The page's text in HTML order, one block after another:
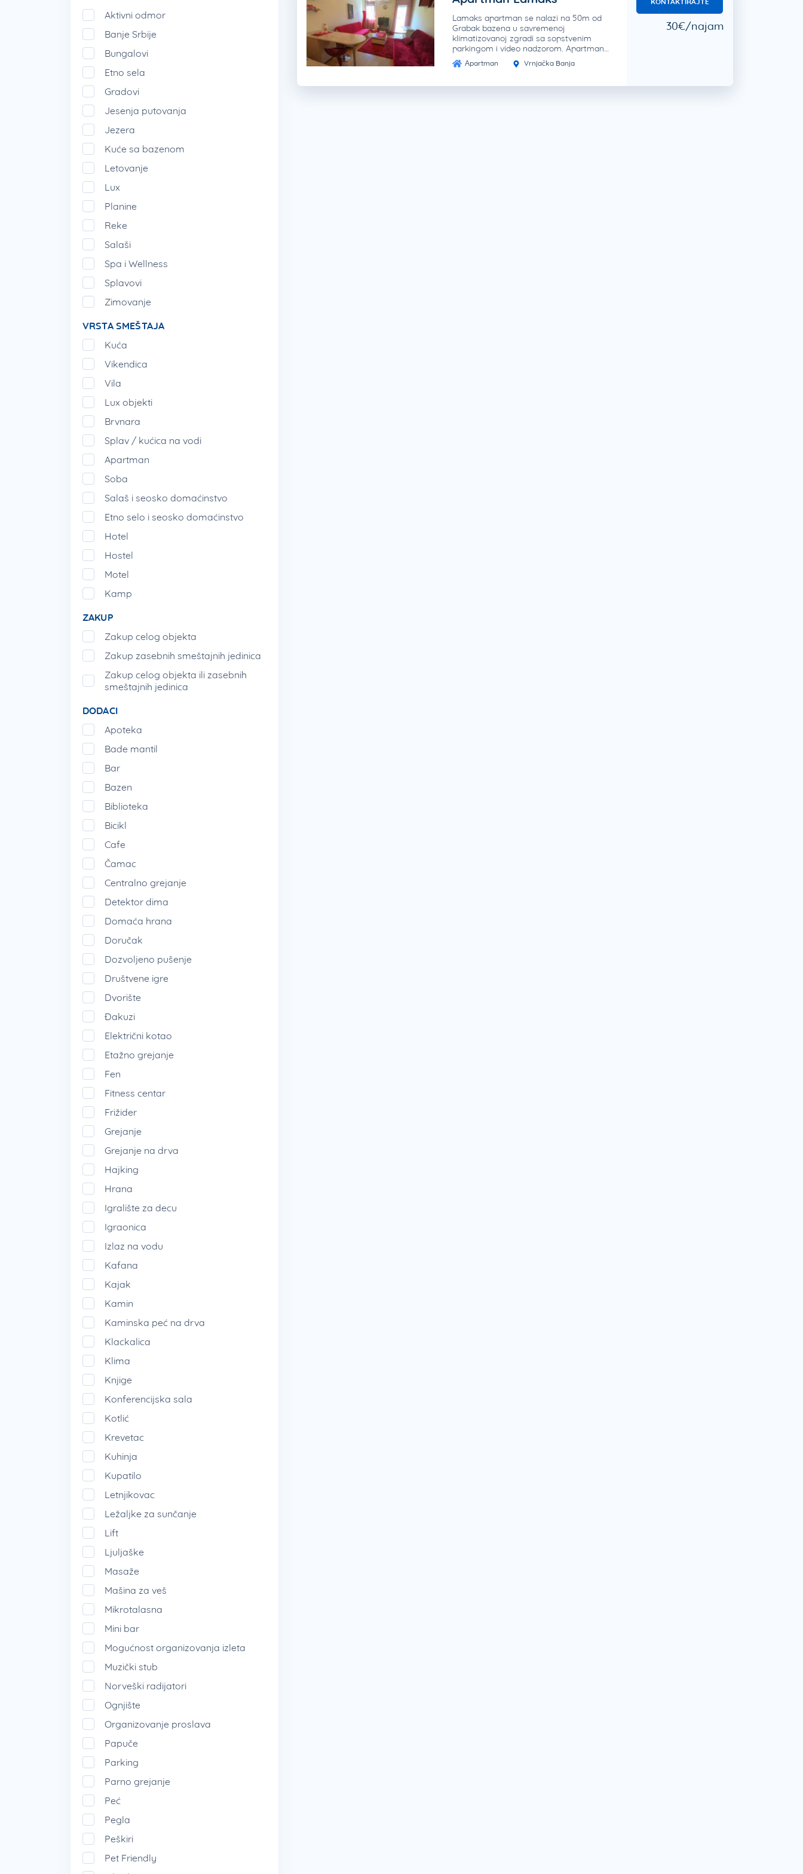
Aktivni odmor
Banje Srbije
Bungalovi
Etno sela
Gradovi
Jesenja putovanja
Jezera
Kuće sa bazenom
Letovanje
Lux
Planine
Reke
Salaši
Spa i Wellness
Splavovi
Zimovanje
VRSTA SMEŠTAJA
Kuća
Vikendica
Vila
Lux objekti
Brvnara
Splav / kućica na vodi
Apartman
Soba
Salaš i seosko domaćinstvo
Etno selo i seosko domaćinstvo
Hotel
Hostel
Motel
Kamp
ZAKUP
Zakup celog objekta
Zakup zasebnih smeštajnih jedinica
Zakup celog objekta ili zasebnih
smeštajnih jedinica
DODACI
Apoteka
Bade mantil
Bar
Bazen
Biblioteka
Bicikl
Cafe
Čamac
Centralno grejanje
Detektor dima
Domaća hrana
Doručak
Dozvoljeno pušenje
Društvene igre
Dvorište
Đakuzi
Električni kotao
Etažno grejanje
Fen
Fitness centar
Frižider
Grejanje
Grejanje na drva
Hajking
Hrana
Igralište za decu
Igraonica
Izlaz na vodu
Kafana
Kajak
Kamin
Kaminska peć na drva
Klackalica
Klima
Knjige
Konferencijska sala
Kotlić
Krevetac
Kuhinja
Kupatilo
Letnjikovac
Ležaljke za sunčanje
Lift
Ljuljaške
Masaže
Mašina za veš
Mikrotalasna
Mini bar
Mogućnost organizovanja izleta
Muzički stub
Norveški radijatori
Ognjište
Organizovanje proslava
Papuče
Parking
Parno grejanje
Peć
Pegla
Peškiri
Pet Friendly
Lamaks apartman se nalazi na 50m od
Grabak bazena u savremenoj
klimatizovanoj zgradi sa sopstvenim
parkingom i video nadzorom. Apartman…
Apartman Vrnjačka Banja
30€/najam